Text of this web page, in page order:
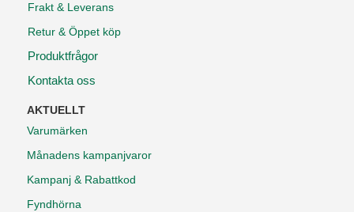
Frakt & Leverans
Retur & Öppet köp
Produktfrågor
Kontakta oss
AKTUELLT
Varumärken
Månadens kampanjvaror
Kampanj & Rabattkod
Fyndhörna